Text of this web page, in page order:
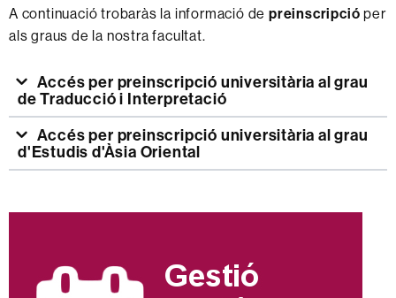
A continuació trobaràs la informació de preinscripcióper
als graus de la nostra facultat.
de Traducció i Interpretació
d'Estudis d'Àsia Oriental
Informació